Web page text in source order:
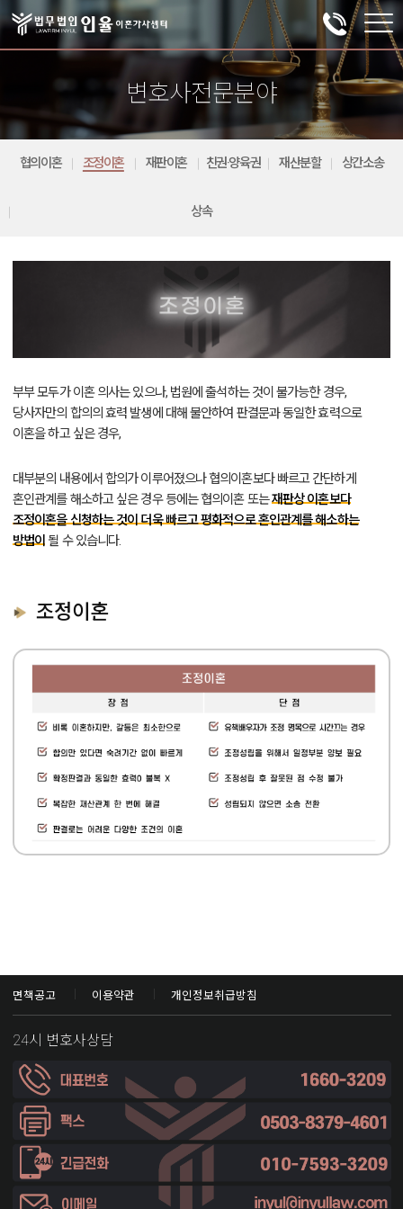
변호사전문분야
협의이혼 조정이혼 재판이혼 친권·양육권 재산분할 상간소송
상속
부부 모두가 이혼 의사는 있으나, 법원에 출석하는 것이 불가능한 경우,
당사자만의 합의의 효력 발생에 대해 불안하여 판결문과 동일한 효력으로
이혼을 하고 싶은 경우,
대부분의 내용에서 합의가 이루어졌으나 협의이혼보다 빠르고 간단하게
혼인관계를 해소하고 싶은 경우 등에는 협의이혼 또는재판상 이혼보다
조정이혼을 신청하는 것이 더욱 빠르고 평화적으로 혼인관계를 해소하는
방법이 될 수 있습니다.
조정이혼
면책공고 이용약관 개인정보취급방침
24시 변호사상담